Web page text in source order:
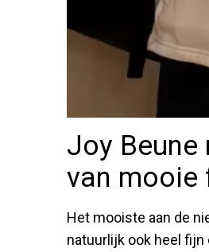
Joy Beune
van mooie
Het mooiste aan de
natuurlijk ook heel